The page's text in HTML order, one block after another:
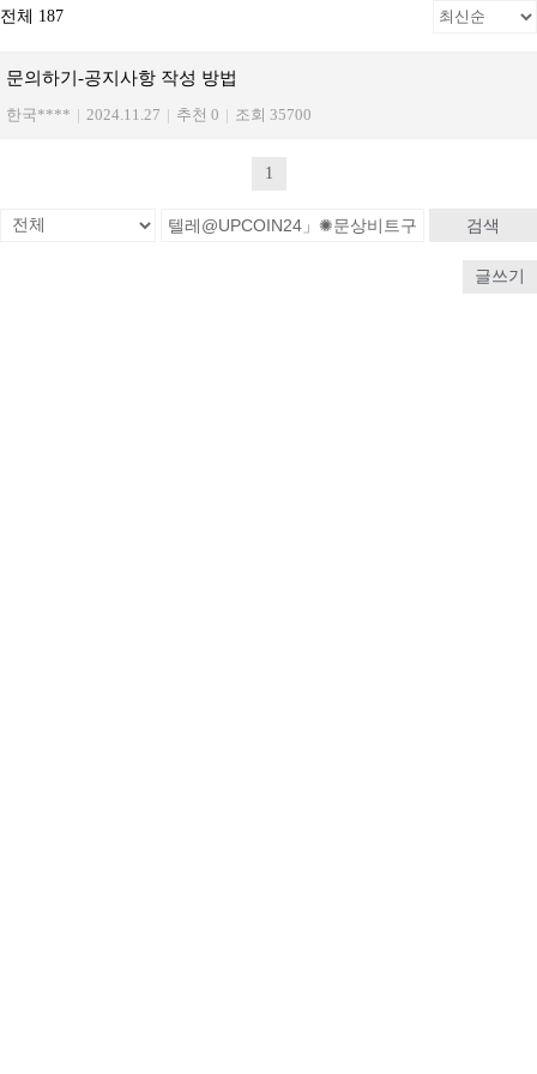
전체 187
문의하기-공지사항 작성 방법
한국**** | 2024.11.27 | 추천 0 | 조회 35700
1
검색
글쓰기